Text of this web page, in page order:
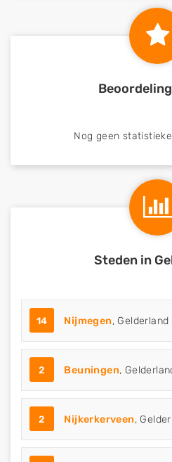
Nog geen
Steden in
14 Nijmegen, Gelderland
2 Beuningen,
2 Nijkerkerveen,